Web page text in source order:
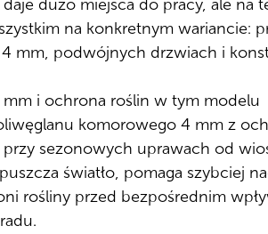
daje dużo miejsca do pracy, ale na
na konkretnym wariancie:
mm, podwójnych drzwiach i
mm i ochrona roślin w tym modelu
komorowego 4 mm z
przy sezonowych uprawach od
światło, pomaga szybciej
rośliny przed bezpośrednim